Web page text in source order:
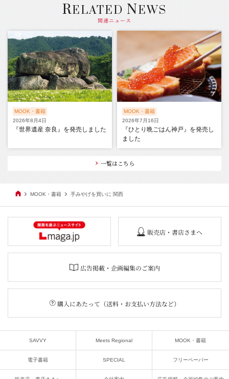
RELATED NEWS
関連ニュース
MOOK・書籍
2026年8月4日
『世界遺産 奈良』を発売しました
MOOK・書籍
2026年7月16日
『ひとり晩ごはん神戸』を発売し
ました
一覧はこちら
MOOK・書籍 手みやげを買いに 関西
販売店・書店さまへ
広告掲載・企画編集のご案内
購入にあたって（送料・お支払い方法など）
SAVVY Meets Regional MOOK・書籍
電子書籍 SPECIAL フリーペーパー